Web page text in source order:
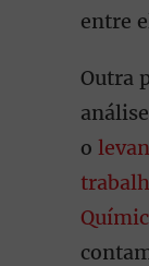
entre
Outra
o